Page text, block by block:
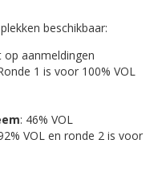
beschikbaar:
op aanmeldingen
1 is voor 100% VOL
: 46% VOL
VOL en ronde 2 is voor